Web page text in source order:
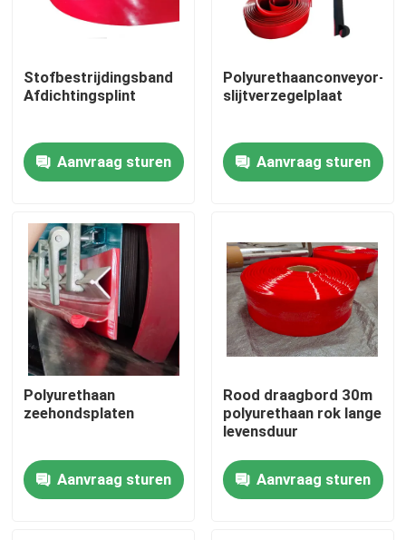
Thuis
Producten
Over ons
Fabrieksreis
Kwaliteitscontrole
Contacteer ons
nieuws
Ceramische slijtagevoering
Stofbestrijdingsband
Afdichtingsplint
Aanvraag sturen
Polyurethaanconveyor-
slijtverzegelplaat
Aanvraag sturen
Polyurethaan
zeehondsplaten
Aanvraag sturen
Rood draagbord 30m
polyurethaan rok lange
levensduur
Aanvraag sturen